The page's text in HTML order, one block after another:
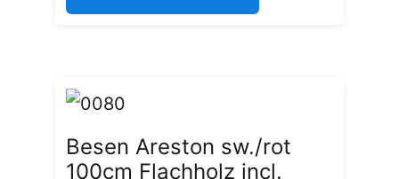
Besen Areston sw./rot
100cm Flachholz incl.